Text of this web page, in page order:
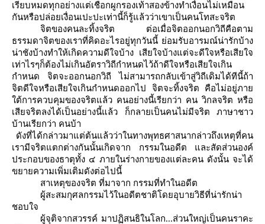
เรียบหมดทุกอย่างแต่เชือกผูกรองเท้าสองข้างทำเงื่อนไม่เหมือน
กันหรือปล่อยเงื่อนเปะปะเท่านี้ก็รู้แล้วว่าเขาเป็นคนโทสะจริต
จิตของคนละทิ้งจริต ต่อเมื่อจิตออกนอกวิถีคือตาม
ธรรมดาจิตของเราที่คิดอะไรอยู่ทุกวันนี้ ย่อมรับอารมณ์น่ารักบ้าง
น่าชังบ้างทำให้เกิดความดีใจบ้าง เสียใจบ้างแต่จะดีใจหรือเสียใจ
เท่าไรๆก็ต้องไม่เกินอัตราวิถีกำหนดไว้ถ้าดีใจหรือเสียใจเกิน
กำหนด จิตจะออกนอกวิถี ไม่สามารถกลับเข้าสู่วิถีเดิมได้ทีนี้ถ้า
จิตดีใจหรือเสียใจเกินกำหนดออกไป จิตจะทิ้งจริต คือไม่อยู่ภา
ต้การควบคุมของจริตแล้ว คนอย่างนี้เรียกว่า คน วิกลจริต หรือ
เสียจริตลงได้เป็นอย่างนี้แล้ว ก็กลายเป็นคนไม่มีจริต ภาษาชาว
บ้านเรียกว่า คนบ้า
ดังที่ได้กล่าวมาแต่ต้นแล้วว่าในทางพุทธศาสนากล่าวถึงเหตุที่คน
เรามีจริตแตกต่างกันนั้นเกิดจาก กรรมในอดีต และสัดส่วนองค์
ประกอบของธาตุทั้ง ๔ ภายในร่างกายของแต่ละคน ดังนั้น จะได้
ขยายความเพิ่มเติมดังต่อไปนี้
สาเหตุของจริต ที่มาจาก กรรมที่ทำในอดีต
ผู้สะสมกุศลกรรมไว้ในอดีตชาติโดยอุบายวิธีที่น่ารักน่า
ชอบใจ
ผู้จุติจากสวรรค์ มาปฏิสนธิในโลก...ส่วนใหญ่เป็นคนราคะ